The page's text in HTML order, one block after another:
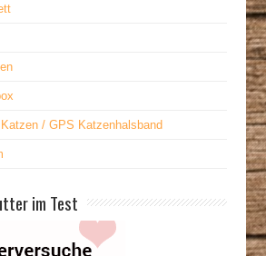
/ GPS Katzenhalsband
im Test